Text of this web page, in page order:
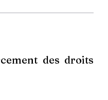
des droits